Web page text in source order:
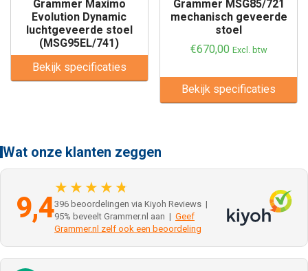
Grammer Maximo
Evolution Dynamic
luchtgeveerde stoel
(MSG95EL/741)
Bekijk specificaties
Grammer MSG85/721
mechanisch geveerde
stoel
€670,00 Excl. btw
Bekijk specificaties
Wat onze klanten zeggen
9,4
★★★★★
396 beoordelingen via Kiyoh Reviews |
95% beveelt Grammer.nl aan | Geef
Grammer.nl zelf ook een beoordeling